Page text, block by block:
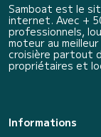
Samboat est le
internet. Avec +
professionnels,
moteur au
croisière partout
propriétaires et
Informations